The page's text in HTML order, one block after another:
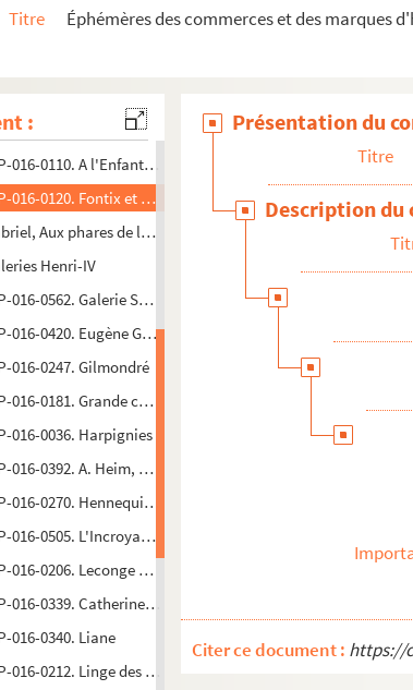
Titre
Éphémères des commerces et des marques
:
016-0352. David Dresler
016-0207. Aux Elégantes
016-0111. The Elegant tailor
016-0110. A l'Enfant prodigue
016-0120. Fontix et Cie, puis Fontix et Ferrié
Aux phares de la Bastille
Henri-IV
016-0562. Galerie Sully
016-0420. Eugène Géray, Au Coin de la rue Pernelle
016-0247. Gilmondré
016-0181. Grande chemiserie de l'Incroyable
016-0036. Harpignies
016-0392. A. Heim, puis Belfer, Rivoli-Fashion
016-0270. Hennequin et Dugrais, Au drap de Suède
016-0505. L'Incroyable
016-0206. Leconge et Willmann
016-0339. Catherine Legrand et Elisabth Gratacap, A la
016-0340. Liane
016-0212. Linge des Vosges
Présentation du
Titre
Description du
Citer ce document : https://